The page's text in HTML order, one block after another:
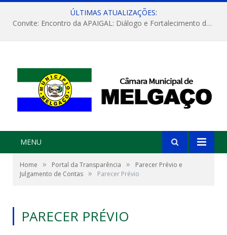
ÚLTIMAS ATUALIZAÇÕES:
Convite: Encontro da APAIGAL: Diálogo e Fortalecimento da Agricultura Familiar
MENU
Home » Portal da Transparência »
Parecer Prévio e
Julgamento de Contas » Parecer Prévio
PARECER PRÉVIO